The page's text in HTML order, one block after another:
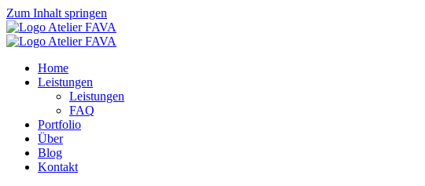
Zum Inhalt springen
Home
Leistungen
Leistungen
FAQ
Portfolio
Über
Blog
Kontakt